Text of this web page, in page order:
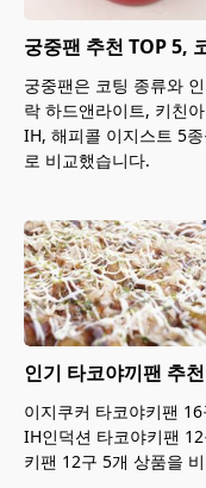
궁중팬 추천 TOP 5,
궁중팬은 코팅 종류와
락 하드앤라이트, 키친
IH, 해피콜 이지스트 5
로 비교했습니다.
인기 타코야끼팬 추
이지쿠커 타코야키팬
IH인덕션 타코야키팬
키팬 12구 5개 상품을